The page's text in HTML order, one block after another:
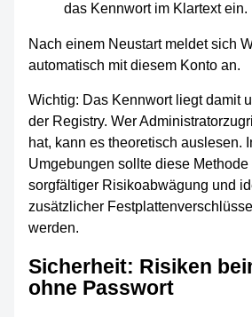
das Kennwort im Klartext ein.
Nach einem Neustart meldet sich
automatisch mit diesem Konto an.
Wichtig: Das Kennwort liegt damit
der Registry. Wer
hat, kann es theoretisch auslesen.
Umgebungen sollte diese Methode
sorgfältiger Risikoabwägung und
zusätzlicher
werden.
Sicherheit: Risiken
ohne Passwort